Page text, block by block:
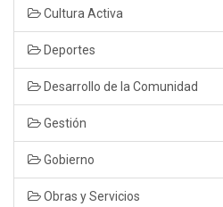
Cultura Activa
Deportes
Desarrollo de la Comunidad
Gestión
Gobierno
Obras y Servicios